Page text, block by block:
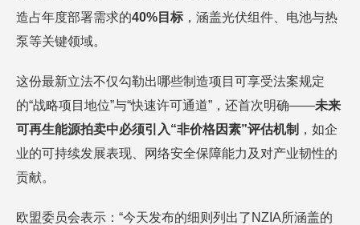
造占年度部署需求的40%目标 ，涵盖光伏组件、电池与热
泵等关键领域。
这份最新立法不仅勾勒出哪些制造项目可享受法案规定
的“战略项目地位”与“快速许可通道”，还首次明确——未来
可再生能源拍卖中必须引入“非价格因素”评估机制 ，如企
业的可持续发展表现、网络安全保障能力及对产业韧性的
贡献。
欧盟委员会表示：“今天发布的细则列出了NZIA所涵盖的